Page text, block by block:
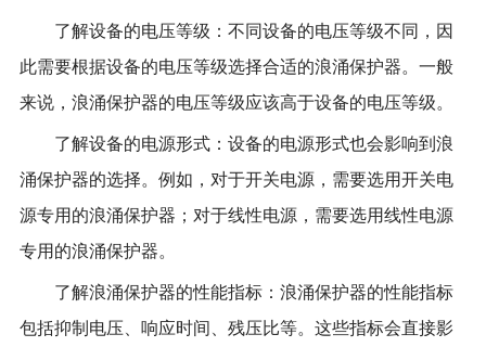
了解设备的电压等级：不同设备的电压等级不同，因
此需要根据设备的电压等级选择合适的浪涌保护器。一般
来说，浪涌保护器的电压等级应该高于设备的电压等级。
了解设备的电源形式：设备的电源形式也会影响到浪
涌保护器的选择。例如，对于开关电源，需要选用开关电
源专用的浪涌保护器；对于线性电源，需要选用线性电源
专用的浪涌保护器。
了解浪涌保护器的性能指标：浪涌保护器的性能指标
包括抑制电压、响应时间、残压比等。这些指标会直接影